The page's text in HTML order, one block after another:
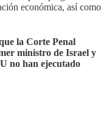
económica, así como
la Corte Penal
ministro de Israel y
no han ejecutado